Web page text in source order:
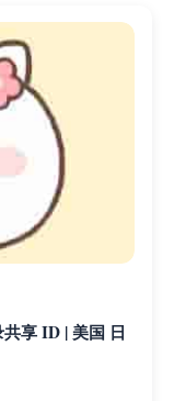
共享 ID | 美国 日